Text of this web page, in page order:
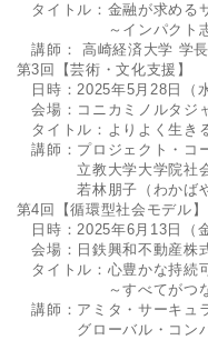
タイトル：金融が求める
～インパクト志向と
講師： 高崎経済大学 学長
第3回【芸術・文化支援】
日時：2025年5月28日（
会場：コニカミノルタジャ
タイトル：よりよく生きる
講師：プロジェクト・コ
立教大学大学院社会デ
若林朋子（わかばや
第4回【循環型社会モデル
日時：2025年6月13日（
会場：日鉄興和不動産株式
タイトル：心豊かな持続
～すべてがつながる
講師：アミタ・サーキュ
グローバル・コンパク